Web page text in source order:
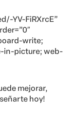
YV-FiRXrcE”
write;
in-picture; web-
mejorar,
hoy!